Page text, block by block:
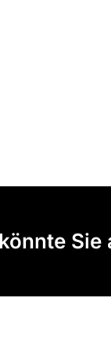
Sie